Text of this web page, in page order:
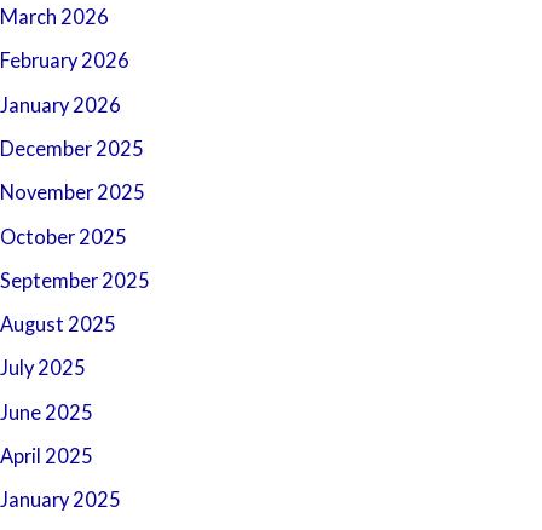
March 2026
February 2026
January 2026
December 2025
November 2025
October 2025
September 2025
August 2025
July 2025
June 2025
April 2025
January 2025